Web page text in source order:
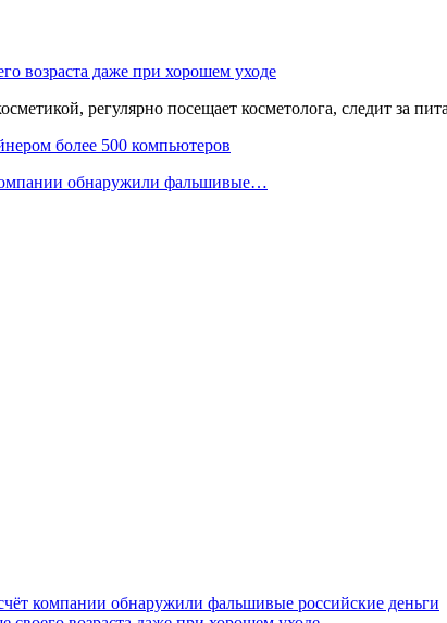
возраста даже при хорошем уходе
регулярно посещает косметолога, следит за
более 500 компьютеров
обнаружили фальшивые…
компании обнаружили фальшивые российские деньги